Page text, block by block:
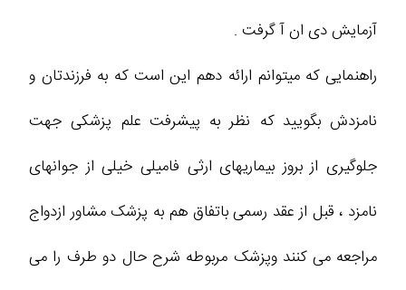
آزمایش دی ان آ گرفت .
راهنمایی که میتوانم ارائه دهم این است که به فرزندتان و
نامزدش بگویید که نظر به پیشرفت علم پزشکی جهت
جلوگیری از بروز بیماریهای ارثی فامیلی خیلی از جوانهای
نامزد ، قبل از عقد رسمی باتفاق هم به پزشک مشاور ازدواج
مراجعه می کنند وپزشک مربوطه شرح حال دو طرف را می